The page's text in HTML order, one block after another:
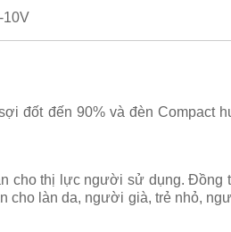
10V
đốt đến 90% và đèn Compact
cho thị lực người sử dụng. Đồng
cho làn da, người già, trẻ nhỏ,